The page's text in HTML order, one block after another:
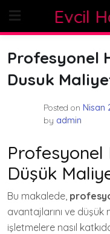
content
Evcil
Profesyonel
Dusuk
Posted on Nisan
by admin
Profesyonel
Düşük
Bu makalede,
avantajlarını ve
işletmelere nasıl